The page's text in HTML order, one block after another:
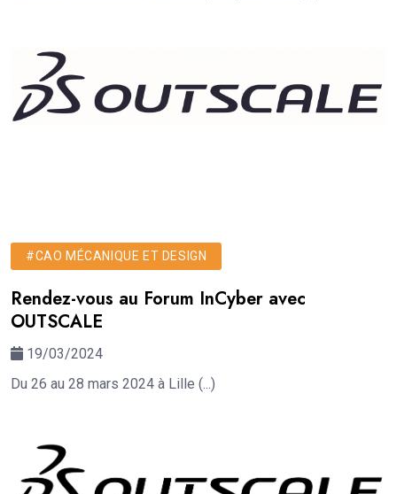
#CAO MÉCANIQUE ET DESIGN
Rendez-vous au Forum InCyber avec
OUTSCALE
19/03/2024
Du 26 au 28 mars 2024 à Lille (...)